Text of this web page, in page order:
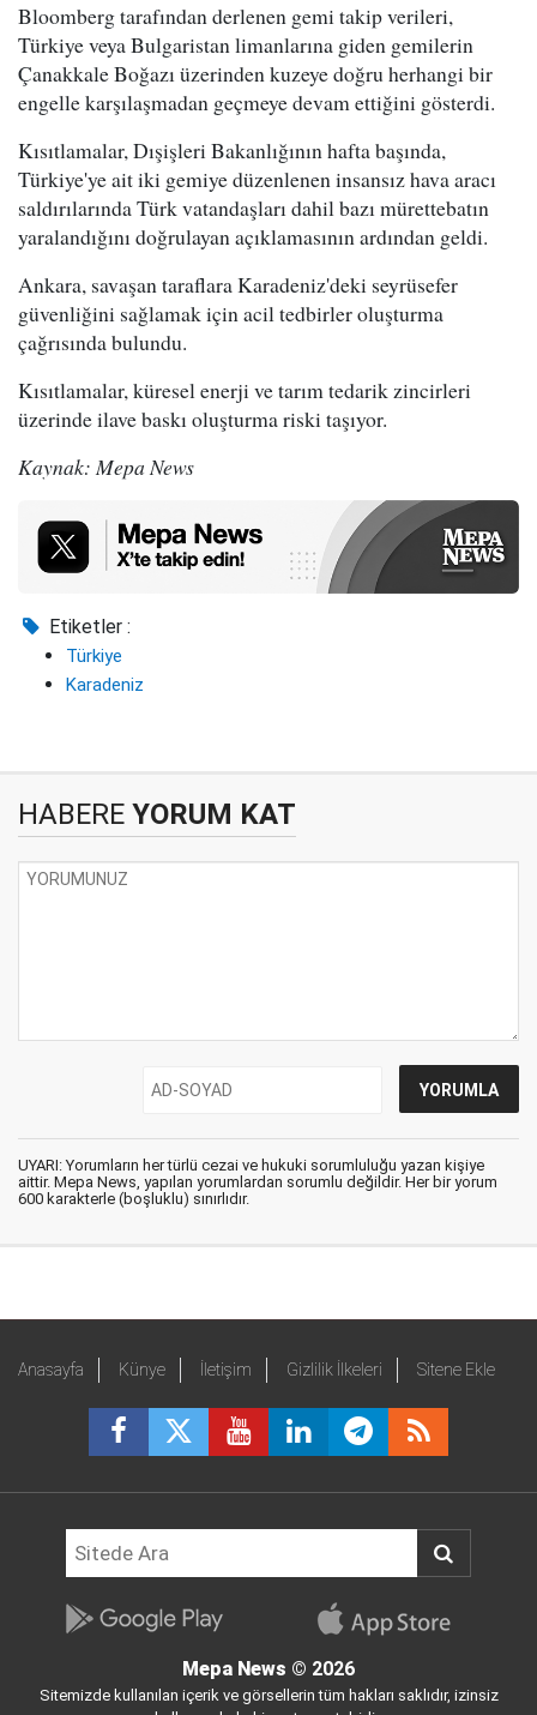
Bloomberg tarafından derlenen gemi takip verileri,
Türkiye veya Bulgaristan limanlarına giden gemilerin
Çanakkale Boğazı üzerinden kuzeye doğru herhangi bir
engelle karşılaşmadan geçmeye devam ettiğini gösterdi.
Kısıtlamalar, Dışişleri Bakanlığının hafta başında,
Türkiye'ye ait iki gemiye düzenlenen insansız hava aracı
saldırılarında Türk vatandaşları dahil bazı mürettebatın
yaralandığını doğrulayan açıklamasının ardından geldi.
Ankara, savaşan taraflara Karadeniz'deki seyrüsefer
güvenliğini sağlamak için acil tedbirler oluşturma
çağrısında bulundu.
Kısıtlamalar, küresel enerji ve tarım tedarik zincirleri
üzerinde ilave baskı oluşturma riski taşıyor.
Kaynak: Mepa News
Etiketler :
Türkiye
Karadeniz
HABERE YORUM KAT
UYARI: Yorumların her türlü cezai ve hukuki sorumluluğu yazan kişiye
aittir. Mepa News, yapılan yorumlardan sorumlu değildir. Her bir yorum
600 karakterle (boşluklu) sınırlıdır.
Anasayfa Künye İletişim Gizlilik İlkeleri Sitene Ekle
Mepa News © 2026
Sitemizde kullanılan içerik ve görsellerin tüm hakları saklıdır, izinsiz